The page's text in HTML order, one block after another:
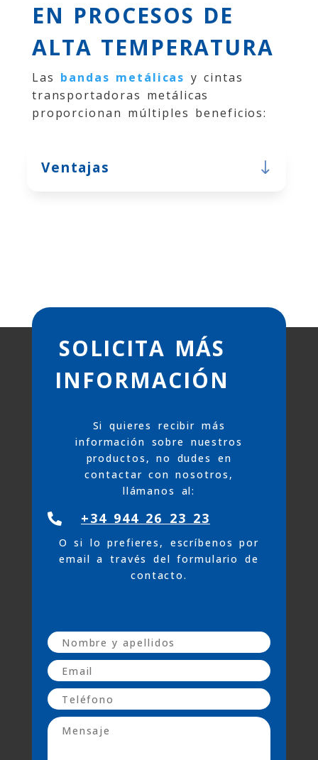
EN PROCESOS DE
ALTA TEMPERATURA
Las bandas metálicas y cintas
transportadoras metálicas
proporcionan múltiples beneficios:
Ventajas
SOLICITA MÁS
INFORMACIÓN
Si quieres recibir más
información sobre nuestros
productos, no dudes en
contactar con nosotros,
llámanos al:
 +34 944 26 23 23
O si lo prefieres, escríbenos por
email a través del formulario de
contacto.